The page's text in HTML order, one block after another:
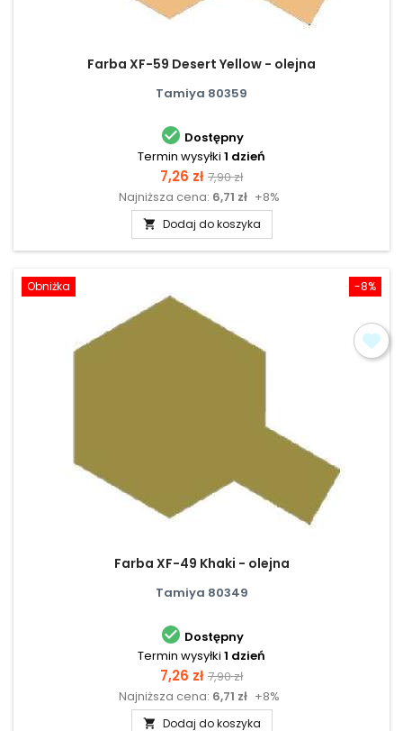
Farba XF-59 Desert Yellow - olejna
Tamiya 80359
 Dostępny
Termin wysyłki 1 dzień
Cena
7,26 zł Cena
podstawowa
7,90 zł
Najniższa cena: 6,71 zł +8%
 Dodaj do koszyka
-8%
Obniżka
Farba XF-49 Khaki - olejna
Tamiya 80349
 Dostępny
Termin wysyłki 1 dzień
Cena
7,26 zł Cena
podstawowa
7,90 zł
Najniższa cena: 6,71 zł +8%
 Dodaj do koszyka